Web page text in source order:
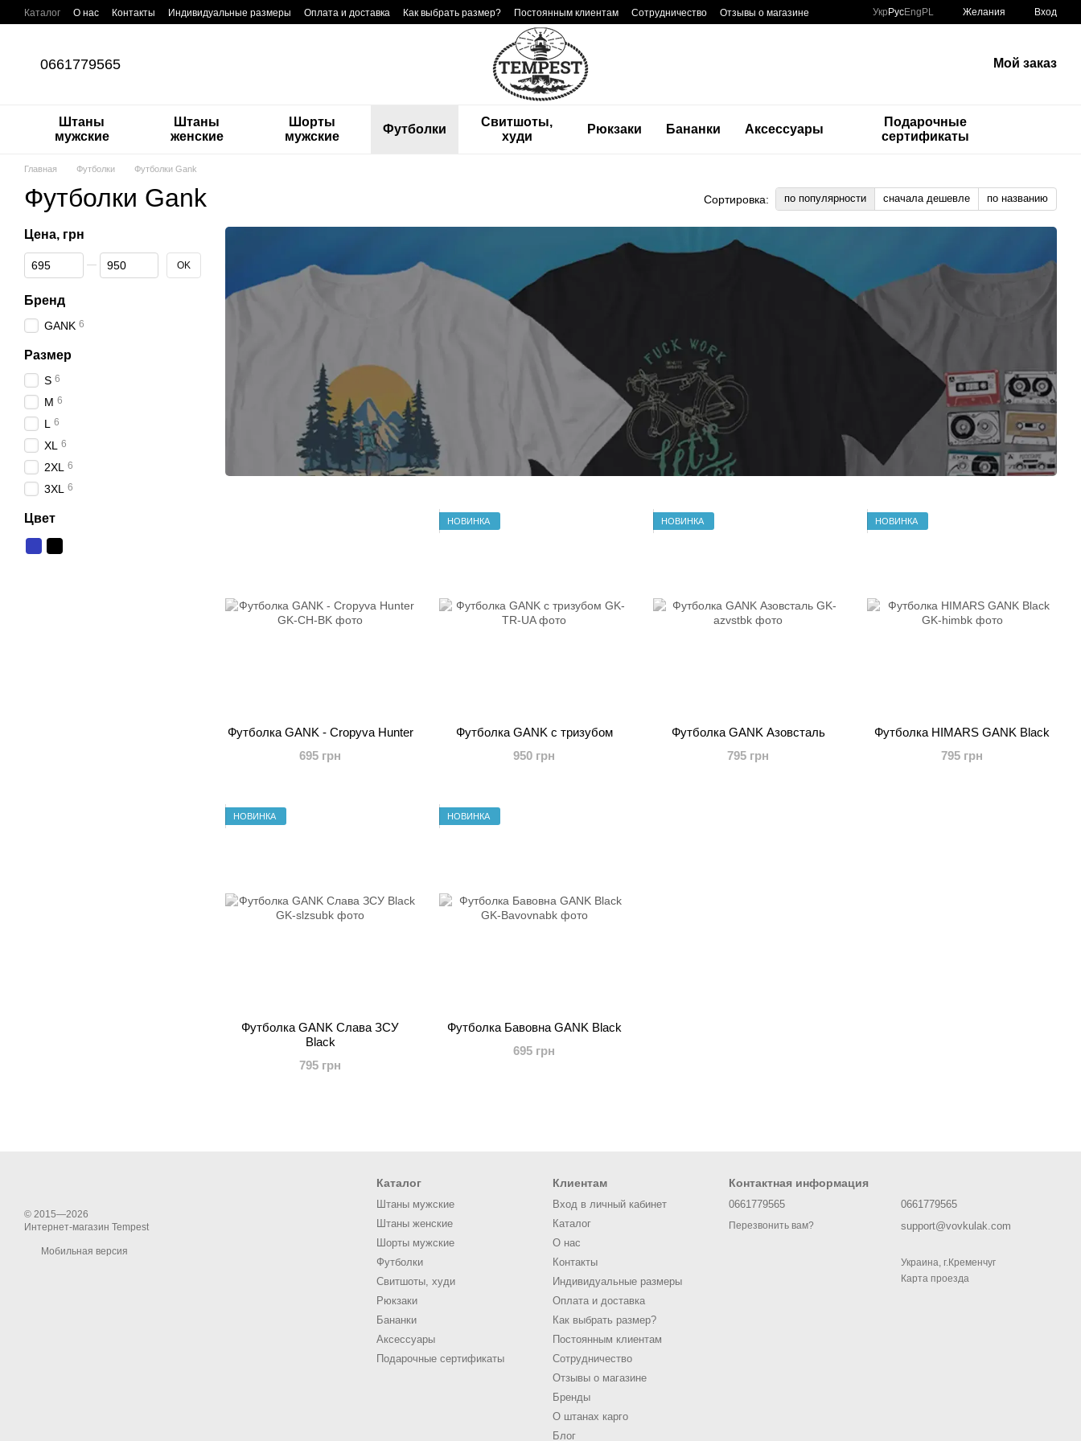
Перейти к основному контенту
Каталог О нас Контакты Индивидуальные размеры Оплата и доставка Как выбрать размер? Постоянным клиентам Сотрудничество
Отзывы о магазине
Укр РусEng PL Желания Вход
0661779565 Мой заказ
Штаны
мужские
Штаны
женские
Шорты
мужские
Футболки
Свитшоты,
худи
Рюкзаки Бананки Аксессуары
Подарочные
сертификаты
Главная Футболки Футболки Gank
Футболки Gank Сортировка: по популярности сначала дешевле по названию
Футболка GANK - Cropyva Hunter
695 грн
НОВИНКА
Футболка GANK с тризубом
950 грн
НОВИНКА
Футболка GANK Азовсталь
795 грн
НОВИНКА
Футболка HIMARS GANK Black
795 грн
НОВИНКА
Футболка GANK Слава ЗСУ
Black
795 грн
НОВИНКА
Футболка Бавовна GANK Black
695 грн
Цена, грн
От Цена, грн
До Цена, грн OK
Бренд
GANK 6
Размер
S 6
M 6
L 6
XL 6
2XL 6
3XL 6
Цвет
© 2015—2026
Интернет-магазин Tempest
Мобильная версия
Каталог
Штаны мужские
Штаны женские
Шорты мужские
Футболки
Свитшоты, худи
Рюкзаки
Бананки
Аксессуары
Подарочные сертификаты
Клиентам
Вход в личный кабинет
Каталог
О нас
Контакты
Индивидуальные размеры
Оплата и доставка
Как выбрать размер?
Постоянным клиентам
Сотрудничество
Отзывы о магазине
Бренды
О штанах карго
Блог
Контактная информация
0661779565
Перезвонить вам?
0661779565
support@vovkulak.com
Украина, г.Кременчуг
Карта проезда